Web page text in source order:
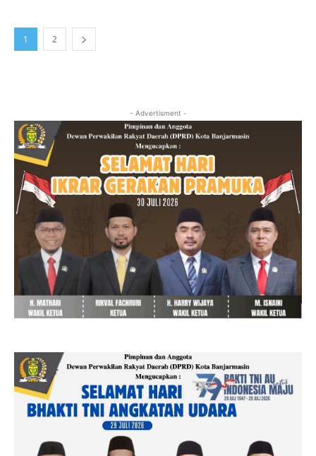
1 2
- Advertisment -